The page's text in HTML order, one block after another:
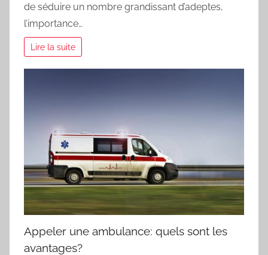
de séduire un nombre grandissant d’adeptes,
l’importance…
Lire la suite
Appeler une ambulance: quels sont les
avantages?